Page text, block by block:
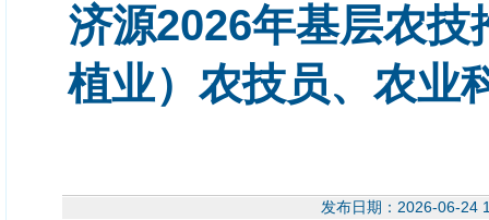
济源2026年基层农
植业）农技员、农业
发布日期：2026-